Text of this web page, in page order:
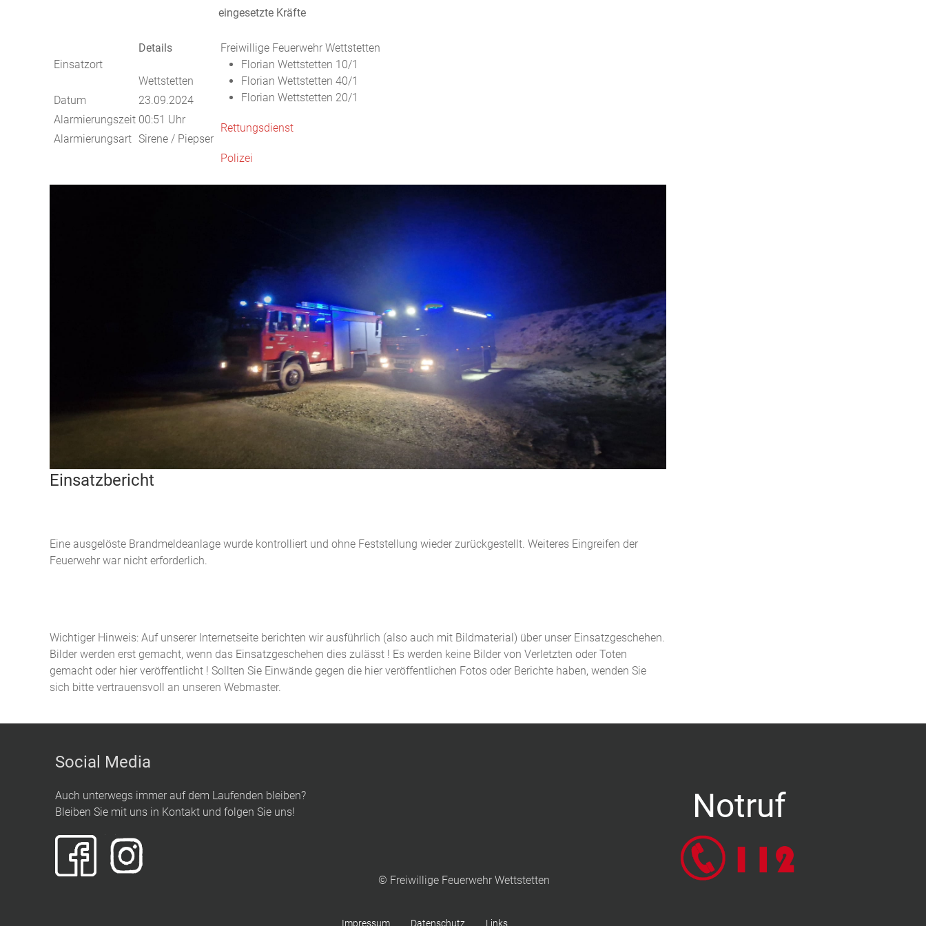
Einsatzort
Details
Wettstetten
Datum
23.09.2024
Alarmierungszeit 00:51 Uhr
Alarmierungsart Sirene / Piepser
eingesetzte Kräfte
Freiwillige Feuerwehr Wettstetten
Florian Wettstetten 10/1
Florian Wettstetten 40/1
Florian Wettstetten 20/1
Rettungsdienst
Polizei
Einsatzbericht
Eine ausgelöste Brandmeldeanlage wurde kontrolliert und ohne Feststellung wieder zurückgestellt. Weiteres Eingreifen der
Feuerwehr war nicht erforderlich.
Wichtiger Hinweis: Auf unserer Internetseite berichten wir ausführlich (also auch mit Bildmaterial) über unser Einsatzgeschehen.
Bilder werden erst gemacht, wenn das Einsatzgeschehen dies zulässt ! Es werden keine Bilder von Verletzten oder Toten
gemacht oder hier veröffentlicht ! Sollten Sie Einwände gegen die hier veröffentlichen Fotos oder Berichte haben, wenden Sie
sich bitte vertrauensvoll an unseren Webmaster.
Social Media
Auch unterwegs immer auf dem Laufenden bleiben?
Bleiben Sie mit uns in Kontakt und folgen Sie uns!
© Freiwillige Feuerwehr Wettstetten
Impressum Datenschutz Links
Notruf